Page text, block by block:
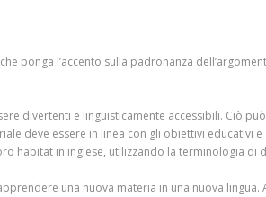
ponga l’accento sulla padronanza
divertenti e linguisticamente accessibili. Ciò
deve essere in linea con gli obiettivi educativi
habitat in inglese, utilizzando la terminologia di
una nuova materia in una nuova